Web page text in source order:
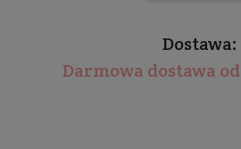
Dostawa:
Darmowa dostawa od